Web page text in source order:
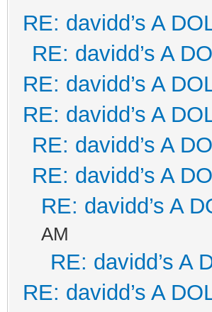
RE: davidd’s A
RE: davidd’s A
RE: davidd’s A
RE: davidd’s A
RE: davidd’s A
RE: davidd’s A
RE: davidd’s A
AM
RE: davidd’s A
RE: davidd’s A